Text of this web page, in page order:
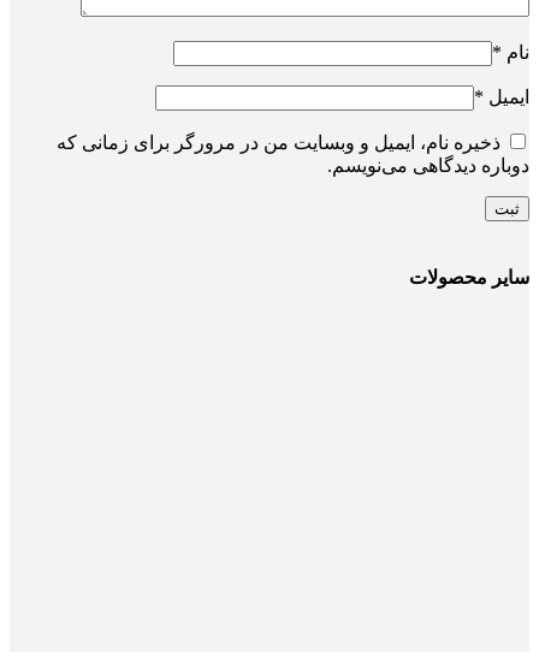
نام *
ایمیل *
ذخیره نام، ایمیل و وبسایت من در مرورگر برای زمانی که
دوباره دیدگاهی می‌نویسم.
سایر محصولات